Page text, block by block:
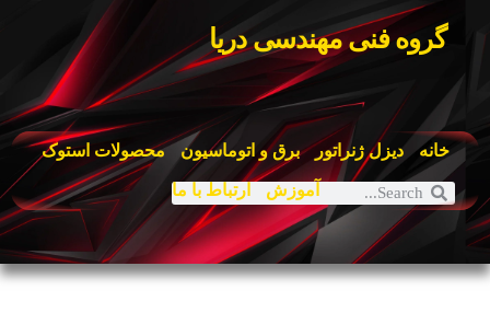
گروه فنی مهندسی دریا
خانه دیزل ژنراتور برق و اتوماسیون محصولات استوک
آموزش ارتباط با ما